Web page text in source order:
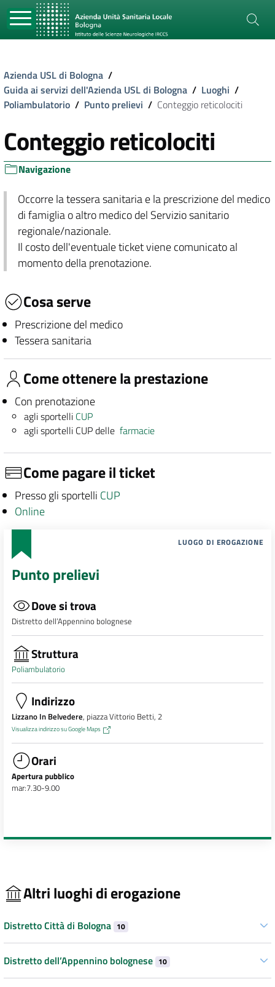
Azienda USL di Bologna /
Guida ai servizi dell'Azienda USL di Bologna / Luoghi /
Poliambulatorio / Punto prelievi / Conteggio reticolociti
Conteggio reticolociti
Navigazione
Occorre la tessera sanitaria e la prescrizione del medico
di famiglia o altro medico del Servizio sanitario
regionale/nazionale.
Il costo dell'eventuale ticket viene comunicato al
momento della prenotazione.
Cosa serve
Prescrizione del medico
Tessera sanitaria
Come ottenere la prestazione
Con prenotazione
agli sportelli CUP
agli sportelli CUP dellefarmacie
Come pagare il ticket
Presso gli sportelli CUP
Online
LUOGO DI EROGAZIONE
Punto prelievi
Dove si trova
Distretto dell’Appennino bolognese
Struttura
Poliambulatorio
Indirizzo
Lizzano In Belvedere, piazza Vittorio Betti, 2
Visualizza indirizzo su Google Maps
Orari
Apertura pubblico
mar:7.30-9.00
Altri luoghi di erogazione
Distretto Città di Bologna 10
Distretto dell’Appennino bolognese 10